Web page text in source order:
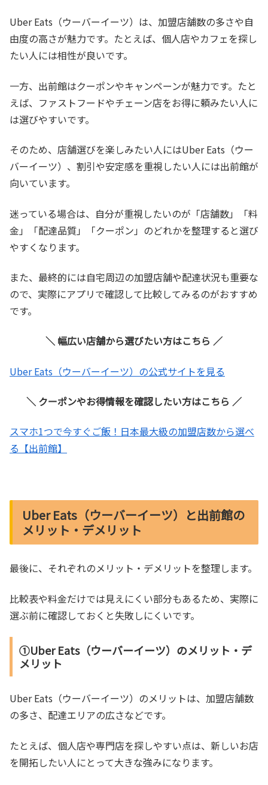
Uber Eats（ウーバーイーツ）は、加盟店舗数の多さや自
由度の高さが魅力です。たとえば、個人店やカフェを探し
たい人には相性が良いです。
一方、出前館はクーポンやキャンペーンが魅力です。たと
えば、ファストフードやチェーン店をお得に頼みたい人に
は選びやすいです。
そのため、店舗選びを楽しみたい人にはUber Eats（ウー
バーイーツ）、割引や安定感を重視したい人には出前館が
向いています。
迷っている場合は、自分が重視したいのが「店舗数」「料
金」「配達品質」「クーポン」のどれかを整理すると選び
やすくなります。
また、最終的には自宅周辺の加盟店舗や配達状況も重要な
ので、実際にアプリで確認して比較してみるのがおすすめ
です。
＼ 幅広い店舗から選びたい方はこちら ／
Uber Eats（ウーバーイーツ）の公式サイトを見る
＼ クーポンやお得情報を確認したい方はこちら ／
スマホ1つで今すぐご飯！日本最大級の加盟店数から選べ
る【出前館】
Uber Eats（ウーバーイーツ）と出前館の
メリット・デメリット
最後に、それぞれのメリット・デメリットを整理します。
比較表や料金だけでは見えにくい部分もあるため、実際に
選ぶ前に確認しておくと失敗しにくいです。
①Uber Eats（ウーバーイーツ）のメリット・デ
メリット
Uber Eats（ウーバーイーツ）のメリットは、加盟店舗数
の多さ、配達エリアの広さなどです。
たとえば、個人店や専門店を探しやすい点は、新しいお店
を開拓したい人にとって大きな強みになります。